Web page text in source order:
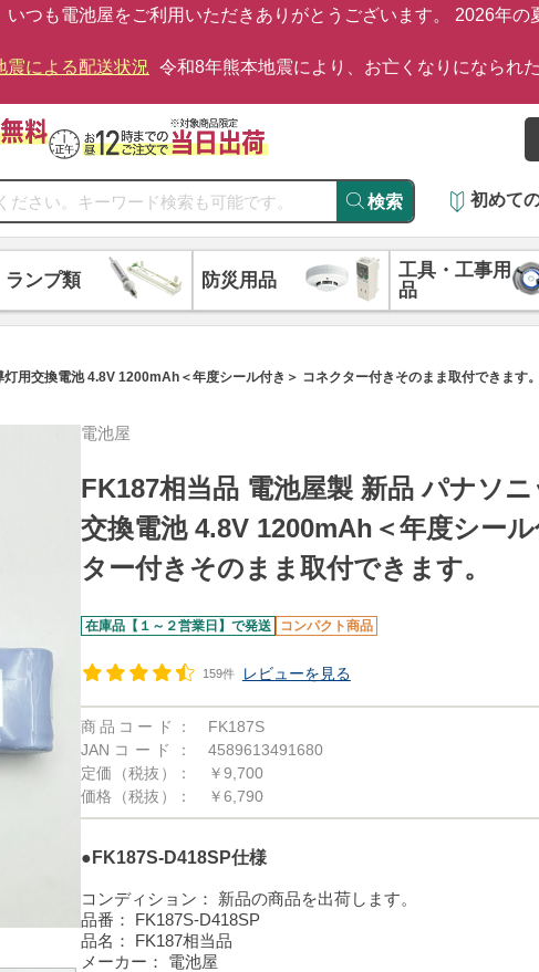
いつも電池屋をご利用いただきありがとうございます。 2026年
震による配送状況 令和8年熊本地震により、お亡くなりになられ
検索 初めて
ランプ類 防災用品
工具・工事用
品
用交換電池 4.8V 1200mAh＜年度シール付き＞ コネクター付きそのまま取付できます。
電池屋
FK187相当品 電池屋製 新品 パナソニ
交換電池 4.8V 1200mAh＜年度シー
ター付きそのまま取付できます。
在庫品【１～２営業日】で発送 コンパクト商品
159件 レビューを見る
商品コード：
FK187S
JANコード：
4589613491680
定価（税抜）：
￥9,700
価格（税抜）：
￥6,790
●FK187S-D418SP仕様
コンディション：
新品の商品を出荷します。
品番：
FK187S-D418SP
品名：
FK187相当品
メーカー：
電池屋